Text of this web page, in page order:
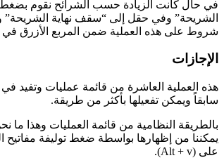
الشريحة” وفي حقل إلى “سقف نهاية الشريحة”
شروط على هذه العملية ضمن المربع الأزرق في (الصورة رقم 2) من الشكل أعلاه وهذه الشروط مشروحة بشكل مفصل في العملية السابقة “إضافة تعويض
الإجازات
هذه العملية العاشرة من قائمة عمليات وتفيد
سابقاً ويمكن تفعيلها بأكثر من طريقة.
بالطريقة النظامية من قائمة العمليات وهذا
على (Alt + v).